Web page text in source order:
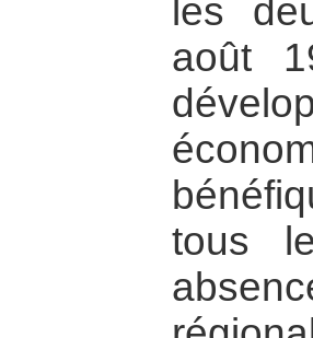
les
août
tous